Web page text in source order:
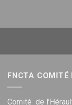
FNCTA COMITÉ
Comité de